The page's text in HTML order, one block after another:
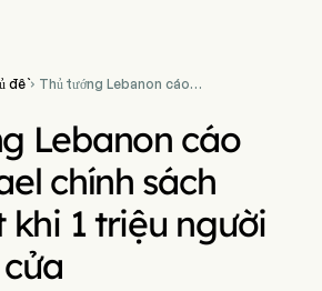
đề Thủ tướng Lebanon cáo
cửa
Lebanon cáo
chính sách
khi 1 triệu người